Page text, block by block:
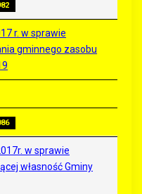
r. w sprawie
gminnego zasobu
w sprawie
własność Gminy